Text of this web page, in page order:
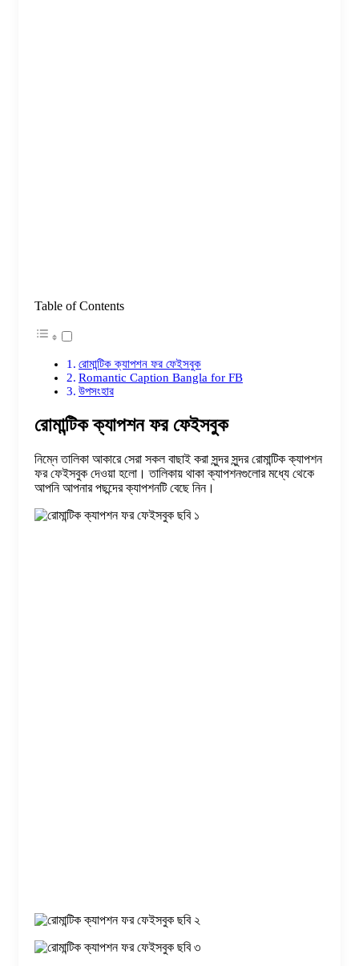
Table of Contents
রোমান্টিক ক্যাপশন ফর ফেইসবুক
Romantic Caption Bangla for FB
উপসংহার
রোমান্টিক ক্যাপশন ফর ফেইসবুক
নিম্নে তালিকা আকারে সেরা সকল বাছাই করা সুন্দর সুন্দর রোমান্টিক ক্যাপশন
ফর ফেইসবুক দেওয়া হলো। তালিকায় থাকা ক্যাপশনগুলোর মধ্যে থেকে
আপনি আপনার পছন্দের ক্যাপশনটি বেছে নিন।